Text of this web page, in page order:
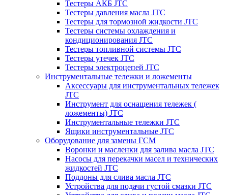
Тестеры АКБ JTC
Тестеры давления масла JTC
Тестеры для тормозной жидкости JTC
Тестеры системы охлаждения и
кондиционирования JTC
Тестеры топливной системы JTC
Тестеры утечек JTC
Тестеры электроцепей JTC
Инструментальные тележки и ложементы
Аксессуары для инструментальных тележек
JTC
Инструмент для оснащения тележек (
ложементы) JTC
Инструментальные тележки JTC
Ящики инструментальные JTC
Оборудование для замены ГСМ
Воронки и масленки для залива масла JTC
Насосы для перекачки масел и технических
жидкостей JTC
Поддоны для слива масла JTC
Устройства для подачи густой смазки JTC